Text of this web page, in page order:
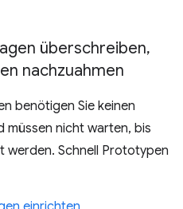
überschreiben,
nachzuahmen
benötigen Sie keinen
müssen nicht warten, bis
werden. Schnell Prototypen